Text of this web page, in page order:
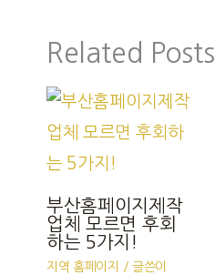
Related Posts
부산홈페이지제작
업체 모르면 후회
하는 5가지!
지역 홈페이지
/ 글쓴이